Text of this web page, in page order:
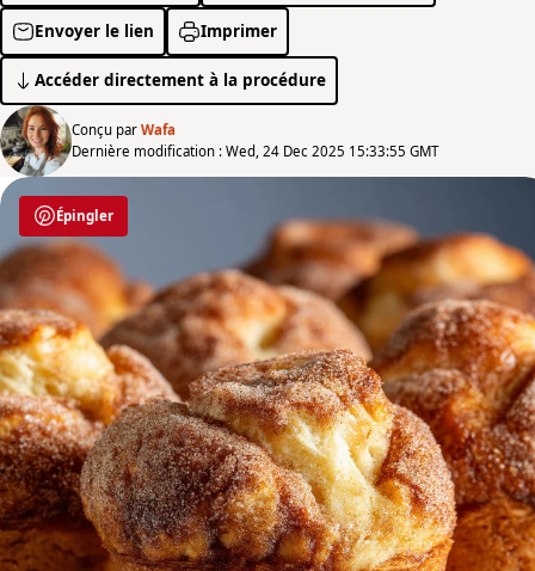
Envoyer le lien Imprimer
Accéder directement à la procédure
Conçu par Wafa
Dernière modification : Wed, 24 Dec 2025 15:33:55 GMT
Épingler